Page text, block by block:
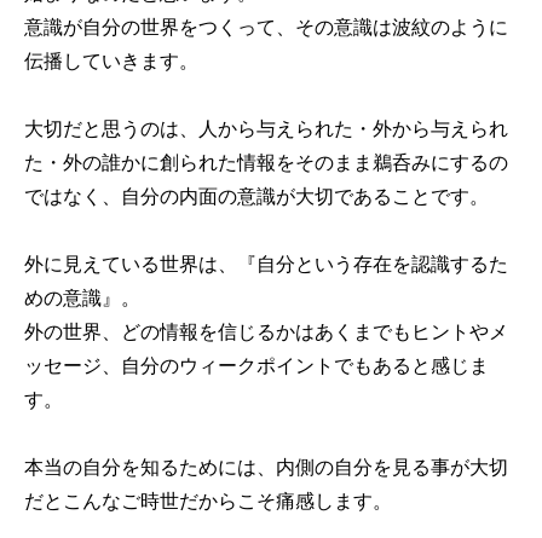
意識が自分の世界をつくって、その意識は波紋のように
伝播していきます。
大切だと思うのは、人から与えられた・外から与えられ
た・外の誰かに創られた情報をそのまま鵜呑みにするの
ではなく、自分の内面の意識が大切であることです。
外に見えている世界は、『自分という存在を認識するた
めの意識』。
外の世界、どの情報を信じるかはあくまでもヒントやメ
ッセージ、自分のウィークポイントでもあると感じま
す。
本当の自分を知るためには、内側の自分を見る事が大切
だとこんなご時世だからこそ痛感します。